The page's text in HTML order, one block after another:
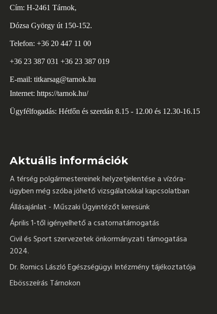
Cím: H-2461 Tárnok,
Dózsa György út 150-152.
Telefon: +36 20 447 11 00
+36 23 387 031 +36 23 387 019
E-mail: titkarsag@tarnok.hu
Internet: https://tarnok.hu/
Ügyfélfogadás: Hétfőn és szerdán 8.15 - 12.00 és 12.30-16.15
Aktuális információk
A térség polgármestereinek helyzetjelentése a vízóra-
ügyben még szóba jöhető vizsgálatokkal kapcsolatban
Állásajánlat - Műszaki Ügyintézőt keresünk
Április 1-től igényelhető a csatornatámogatás
Civil és Sport szervezetek önkormányzati támogatása
2024.
Dr. Romics László Egészségügyi Intézmény tájékoztatója
Ebösszeírás Tárnokon